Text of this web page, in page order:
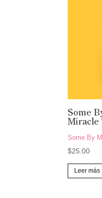
Some
Miracle
Some By
$25.00
Leer más